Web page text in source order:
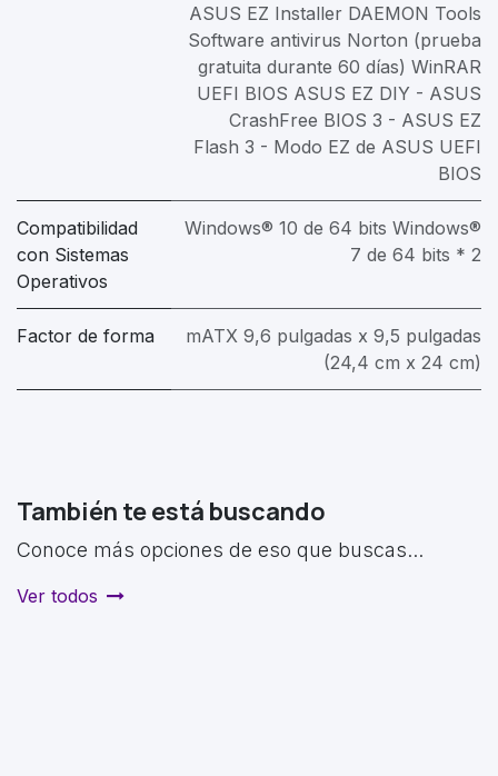
ASUS EZ Installer DAEMON Tools
Software antivirus Norton (prueba
gratuita durante 60 días) WinRAR
UEFI BIOS ASUS EZ DIY - ASUS
CrashFree BIOS 3 - ASUS EZ
Flash 3 - Modo EZ de ASUS UEFI
BIOS
Compatibilidad
con Sistemas
Operativos
Windows® 10 de 64 bits Windows®
7 de 64 bits * 2
Factor de forma
mATX 9,6 pulgadas x 9,5 pulgadas
(24,4 cm x 24 cm)
También te está buscando
Conoce más opciones de eso que buscas...
Ver todos